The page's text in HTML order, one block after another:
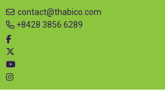
contact@thabico.com
+8428 3856 6289